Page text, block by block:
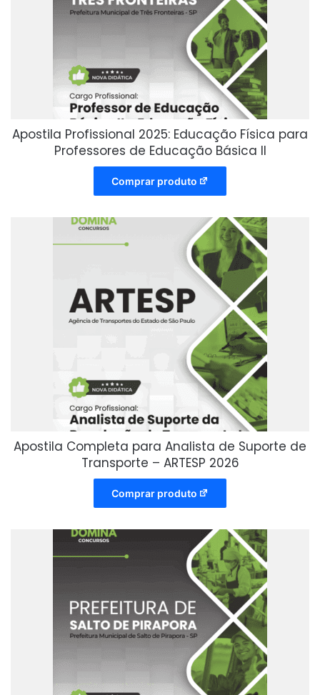
Apostila Profissional 2025: Educação Física para
Professores de Educação Básica II
Comprar produto
Apostila Completa para Analista de Suporte de
Transporte – ARTESP 2026
Comprar produto